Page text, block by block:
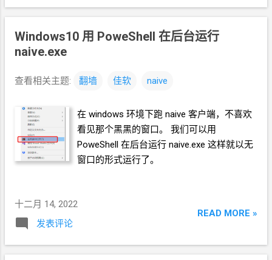
22 这个流 如果我们想下载 1080p 的分辨率
怎么办呢？ 我们可以下载 1080p 的视频流，
再下载音频流，然后再合并为一个视频文
频，而
140 是 m4a 格式的音频流。所以我们
定的流，下载多个流使用 + 号。 -f 137+140
--merge-output-format 参数是合并, 后面跟
mp4
指定合并为 mp4 格式。 --merge-
output-format mp4 合在一起，就是： yt-dlp
指定时间段 有些节目并没有自己的单独片
龙虾人决定去>. 我们在 < S2EP10 上 > 中找到
Windows10 用 PoweShell 在后台运行
naive.exe
查看相关主题: 翻墙 佳软 naive
在 windows 环境下跑 naive 客户端，不喜欢
看见那个黑黑的窗口。 我们可以用
PoweShell 在后台运行 naive.exe 这样就以无
窗口的形式运行了。
十二月 14, 2022
发表评论
READ MORE »